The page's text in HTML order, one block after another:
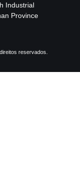
Industrial
Province
reservados.